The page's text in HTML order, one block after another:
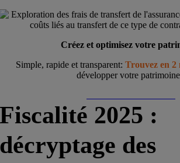
Créez et optimisez votre
Simple, rapide et transparent: Trouvez en 2
développer votre
Fiscalité 2025 :
décryptage des